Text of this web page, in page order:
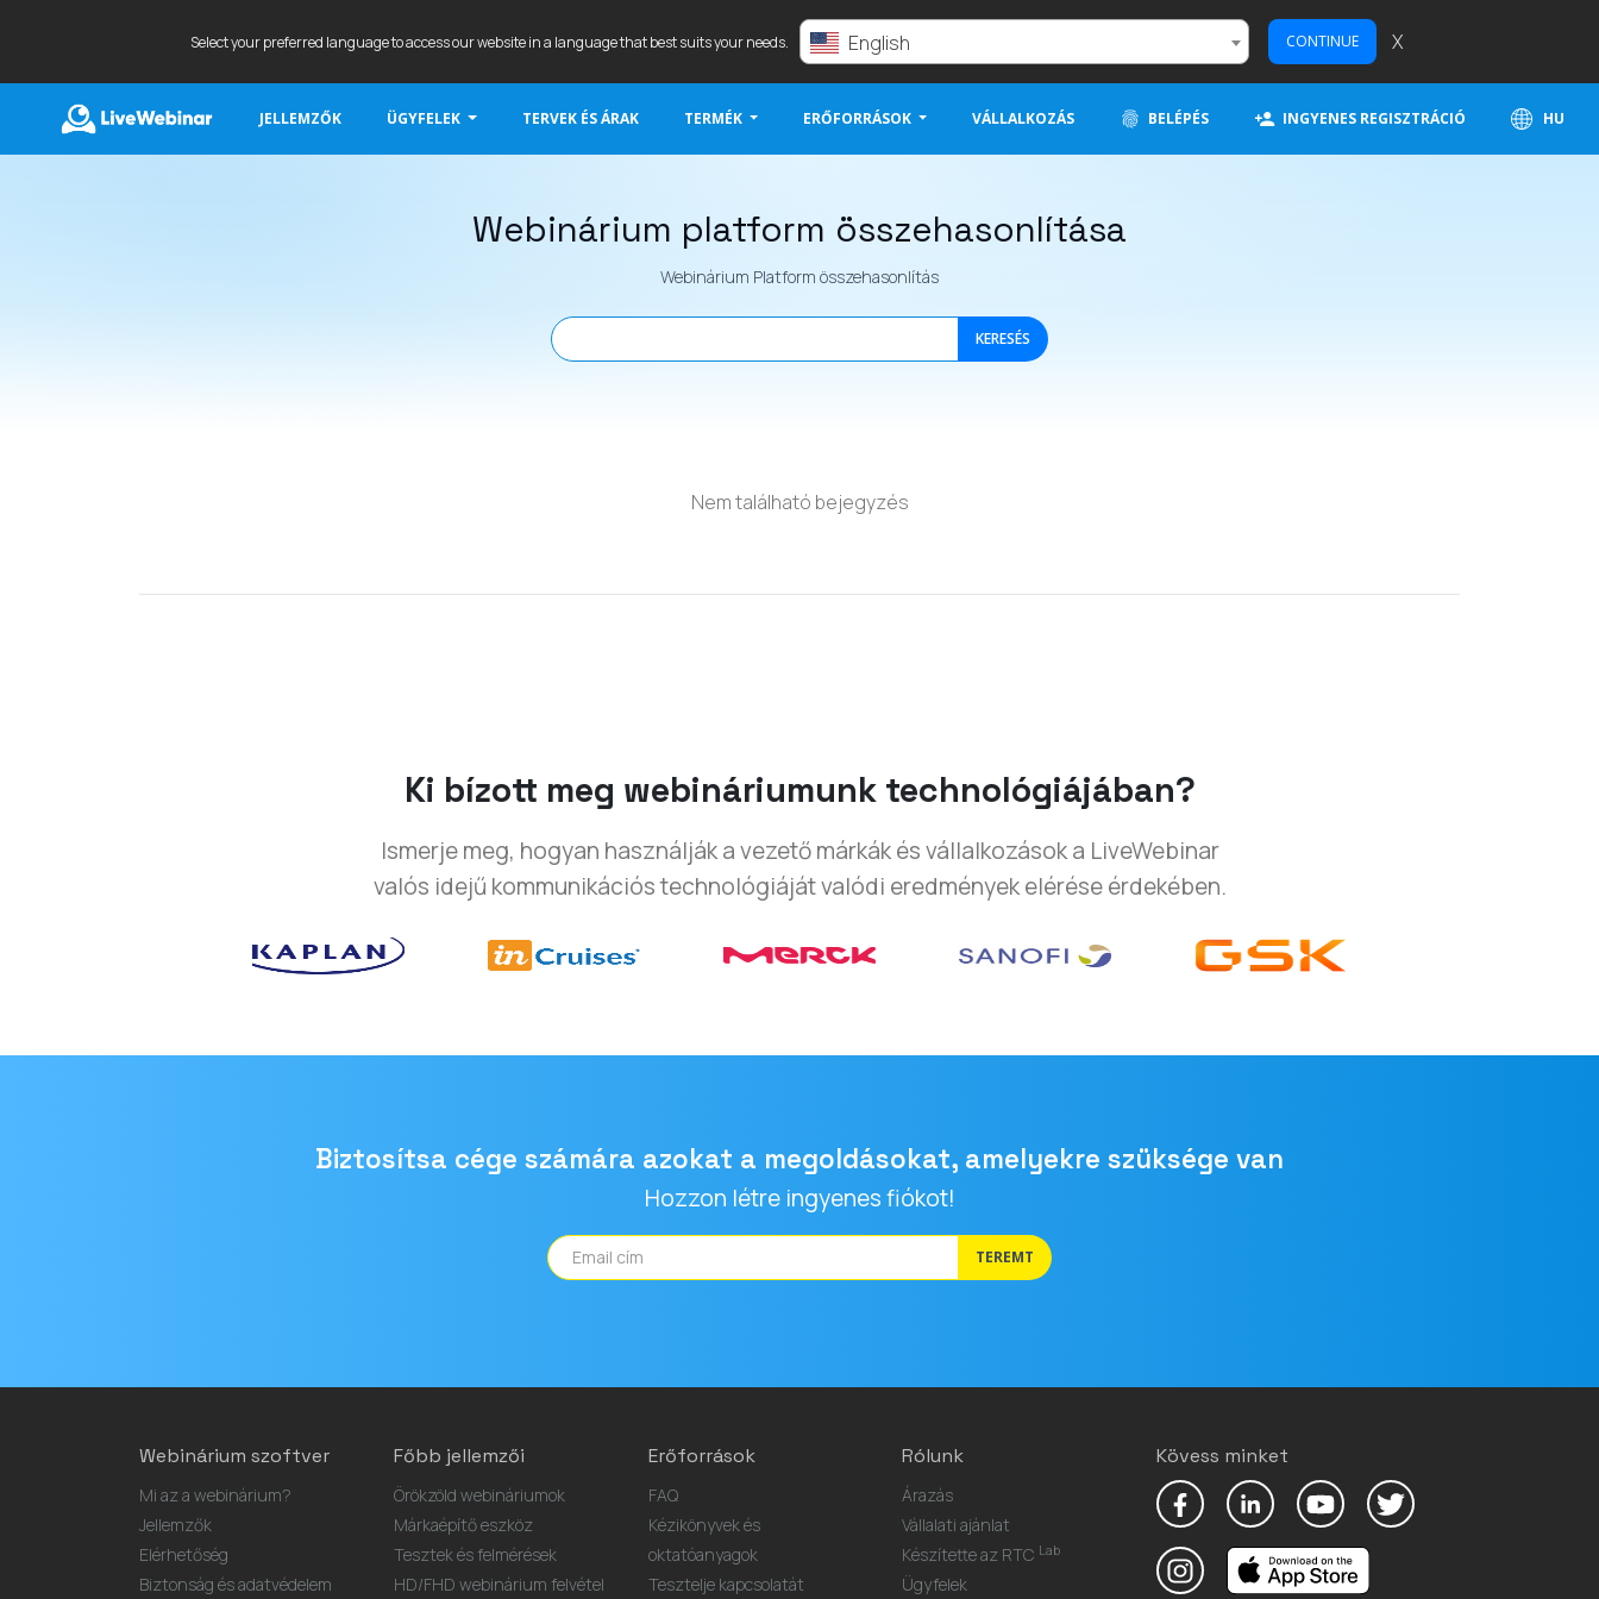
Select your preferred language to access our website in a language that best suits your needs. English CONTINUE X
JELLEMZŐK ÜGYFELEK TERVEK ÉS ÁRAK TERMÉK ERŐFORRÁSOK VÁLLALKOZÁS BELÉPÉS INGYENES REGISZTRÁCIÓ HU
Webinárium platform összehasonlítása
Webinárium Platform összehasonlítás
KERESÉS
Nem található bejegyzés
Ki bízott meg webináriumunk technológiájában?
Ismerje meg, hogyan használják a vezető márkák és vállalkozások a LiveWebinar
valós idejű kommunikációs technológiáját valódi eredmények elérése érdekében.
Biztosítsa cége számára azokat a megoldásokat, amelyekre szüksége van
Hozzon létre ingyenes fiókot!
TEREMT
Webinárium szoftver
Mi az a webinárium?
Jellemzők
Elérhetőség
Biztonság és adatvédelem
Főbb jellemzői
Örökzöld webináriumok
Márkaépítő eszköz
Tesztek és felmérések
HD/FHD webinárium felvétel
Erőforrások
FAQ
Kézikönyvek és
oktatóanyagok
Tesztelje kapcsolatát
Rólunk
Árazás
Vállalati ajánlat
Készítette az RTC Lab
Ügyfelek
Kövess minket